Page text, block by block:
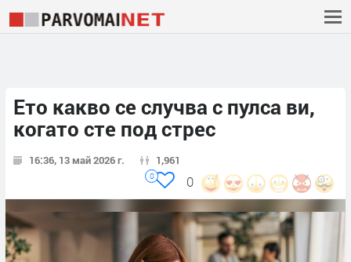
Ето какво се случва с пулса ви,
когато сте под стрес
16:36, 13 май 2026 г. 1,961
0
0